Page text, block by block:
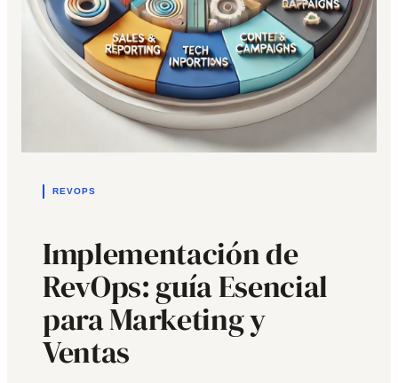
REVOPS
Implementación de
RevOps: guía Esencial
para Marketing y
Ventas